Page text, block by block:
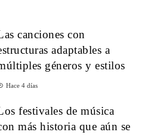
canciones con
adaptables a
géneros y estilos
Hace 4 días
festivales de música
más historia que aún se